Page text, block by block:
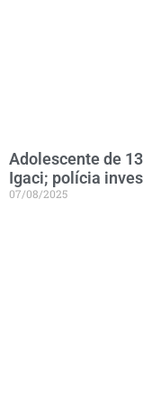
Adolescente de
Igaci; polícia
07/08/2025